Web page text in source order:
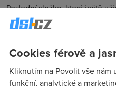
Poslední složka, která ještě
širokopásmových přípojek k
vysílání. To už ale není
skutečností. Nejelegantnějším
rozvoje IP sítí je přenášet TV
Cookies férově a
Kliknutím na Povolit vše
funkční, analytické a